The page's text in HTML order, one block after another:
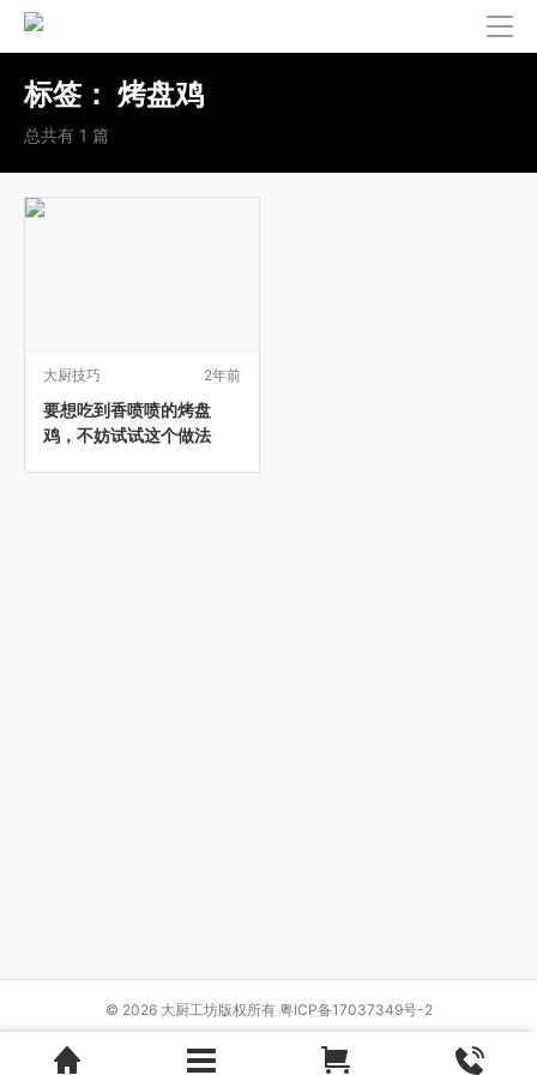
标签： 烤盘鸡
总共有 1 篇
大厨技巧 2年前
要想吃到香喷喷的烤盘
鸡，不妨试试这个做法
© 2026 大厨工坊版权所有 粤ICP备17037349号-2